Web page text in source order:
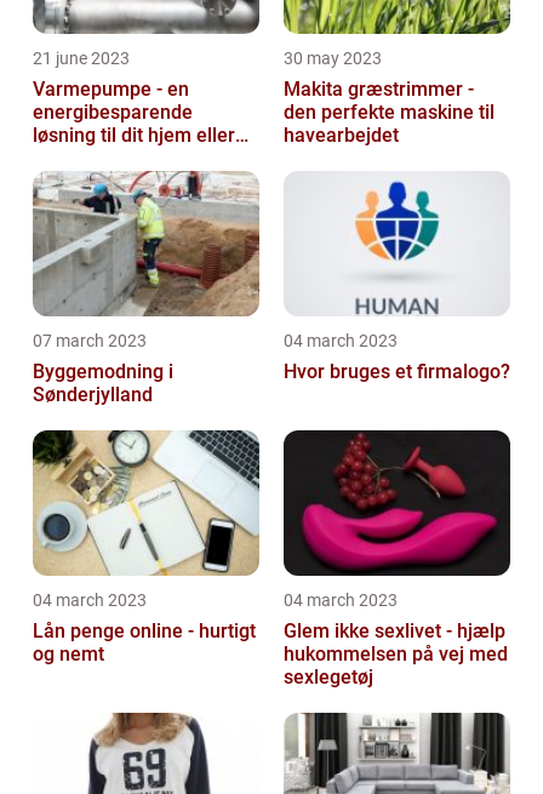
21 june 2023
Varmepumpe - en
energibesparende
løsning til dit hjem eller
30 may 2023
Makita græstrimmer -
den perfekte maskine til
havearbejdet
07 march 2023
Byggemodning i
Sønderjylland
04 march 2023
Hvor bruges et firmalogo?
04 march 2023
Lån penge online - hurtigt
og nemt
04 march 2023
Glem ikke sexlivet - hjælp
hukommelsen på vej med
sexlegetøj